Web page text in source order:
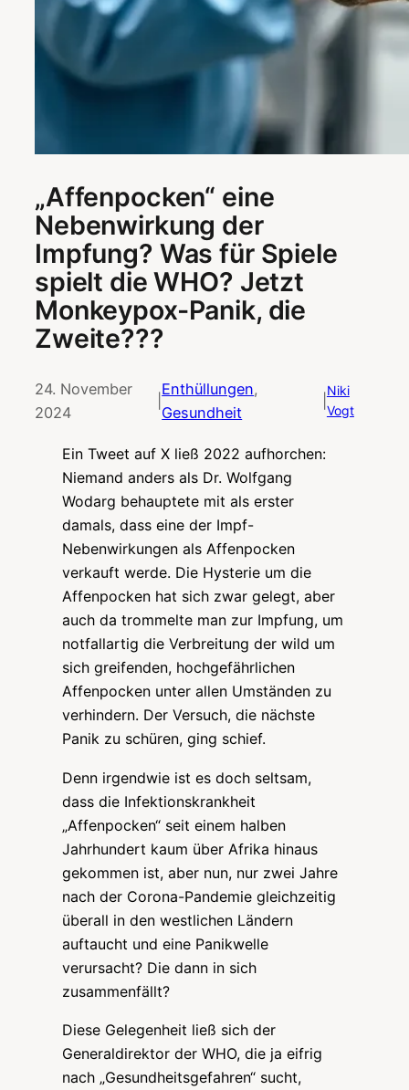
„Affenpocken“ eine
Nebenwirkung der
Impfung? Was für Spiele
spielt die WHO? Jetzt
Monkeypox-Panik, die
Zweite???
24. November
2024
|
Enthüllungen
Gesundheit
Niki
Vogt
Ein Tweet auf X ließ 2022 aufhorchen:
Niemand anders als Dr. Wolfgang
Wodarg behauptete mit als erster
damals, dass eine der Impf-
Nebenwirkungen als Affenpocken
verkauft werde. Die Hysterie um die
Affenpocken hat sich zwar gelegt, aber
auch da trommelte man zur Impfung, um
notfallartig die Verbreitung der wild um
sich greifenden, hochgefährlichen
Affenpocken unter allen Umständen zu
verhindern. Der Versuch, die nächste
Panik zu schüren, ging schief.
Denn irgendwie ist es doch seltsam,
dass die Infektionskrankheit
„Affenpocken“ seit einem halben
Jahrhundert kaum über Afrika hinaus
gekommen ist, aber nun, nur zwei Jahre
nach der Corona-Pandemie gleichzeitig
überall in den westlichen Ländern
auftaucht und eine Panikwelle
verursacht? Die dann in sich
zusammenfällt?
Diese Gelegenheit ließ sich der
Generaldirektor der WHO, die ja eifrig
nach „Gesundheitsgefahren“ sucht,